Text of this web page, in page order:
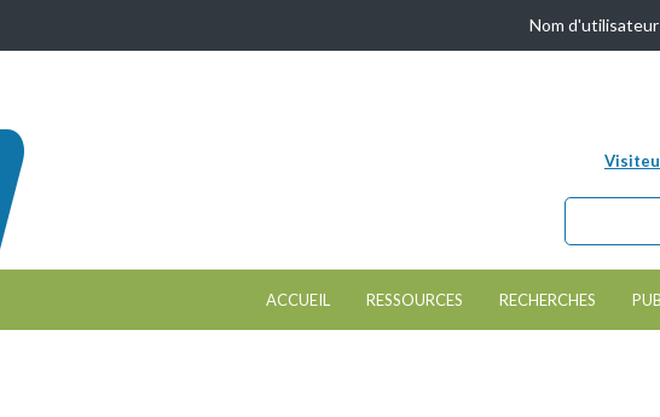
Nom d'utilisateur
Chercher
ACCUEIL RESSOURCES RECHERCHES